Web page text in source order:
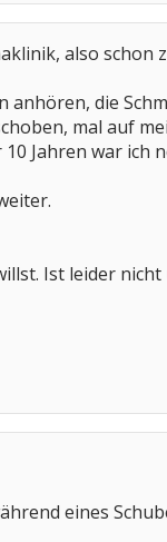
also schon
anhören, die
mal auf
Jahren war ich
Ist leider
eines